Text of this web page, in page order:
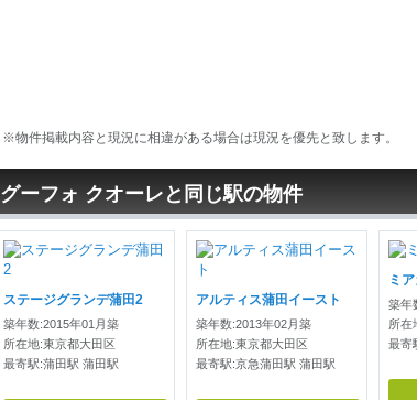
※物件掲載内容と現況に相違がある場合は現況を優先と致します。
グーフォ クオーレと同じ駅の物件
ステージグランデ蒲田2
築年数:2015年01月築
所在地:東京都大田区
最寄駅:蒲田駅 蒲田駅
アルティス蒲田イースト
築年数:2013年02月築
所在地:東京都大田区
最寄駅:京急蒲田駅 蒲田駅
ミ
築年
所在
最寄